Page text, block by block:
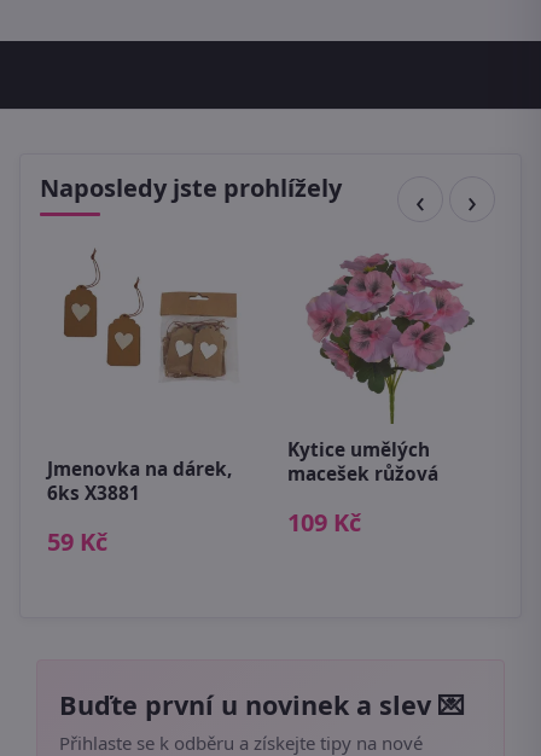
Naposledy jste prohlížely
Jmenovka na dárek,
6ks X3881
59 Kč
Kytice umělých
macešek růžová
109 Kč
Buďte první u novinek a slev 💌
Přihlaste se k odběru a získejte tipy na nové